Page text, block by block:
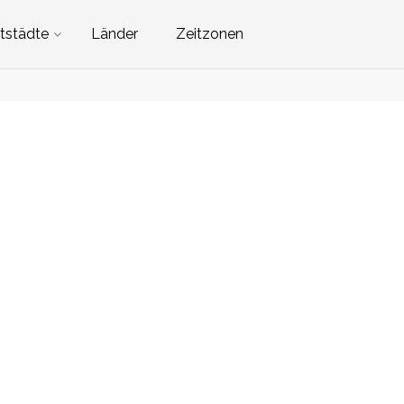
Länder Zeitzonen